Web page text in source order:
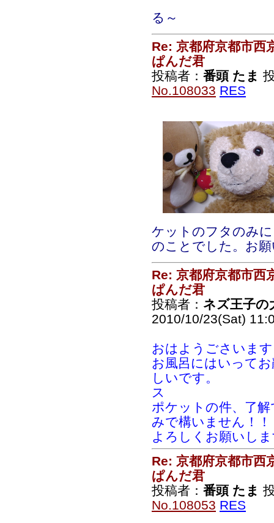
る～
Re: 京都府京都市西
ぱんだ君
投稿者： 番頭 たま
No.108033 RES
ケットのフタのみ
のことでした。お
Re: 京都府京都市西
ぱんだ君
投稿者： ネズ王子の
2010/10/23(Sat)
おはようごさいま
お風呂にはいって
しいです。
ス
ポケットの件、了
みで構いません！！
よろしくお願いし
Re: 京都府京都市西
ぱんだ君
投稿者： 番頭 たま
No.108053 RES